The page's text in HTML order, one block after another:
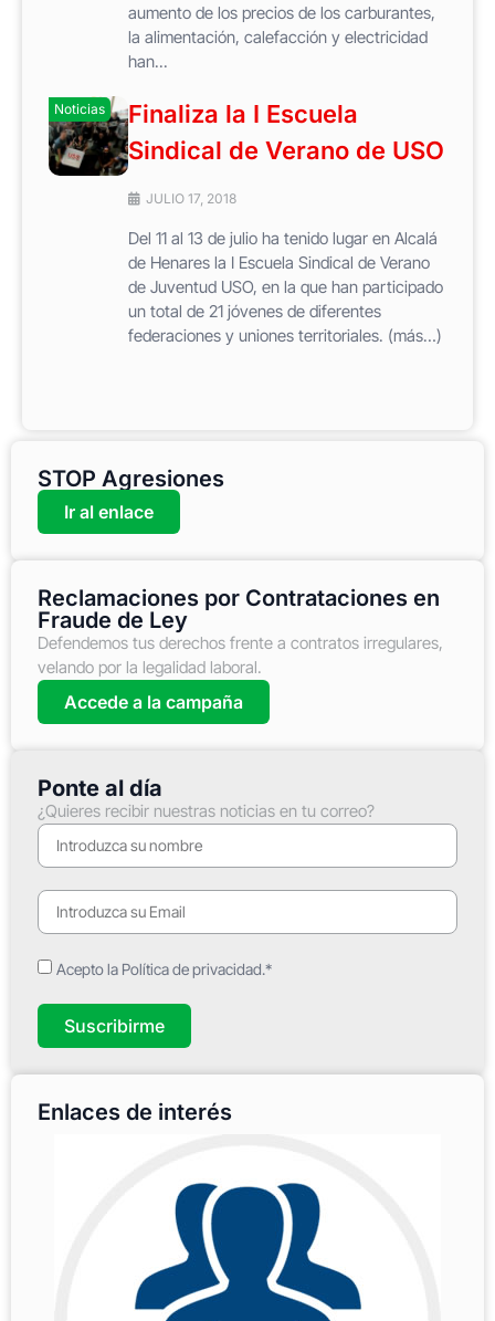
aumento de los precios de los carburantes,
la alimentación, calefacción y electricidad
han...
Noticias
Finaliza la I Escuela
Sindical de Verano de USO
JULIO 17, 2018
Del 11 al 13 de julio ha tenido lugar en Alcalá
de Henares la I Escuela Sindical de Verano
de Juventud USO, en la que han participado
un total de 21 jóvenes de diferentes
federaciones y uniones territoriales. (más…)
STOP Agresiones
Ir al enlace
Reclamaciones por Contrataciones en
Fraude de Ley
Defendemos tus derechos frente a contratos irregulares,
velando por la legalidad laboral.
Accede a la campaña
Ponte al día
¿Quieres recibir nuestras noticias en tu correo?
Acepto la Política de privacidad.*
Suscribirme
Enlaces de interés